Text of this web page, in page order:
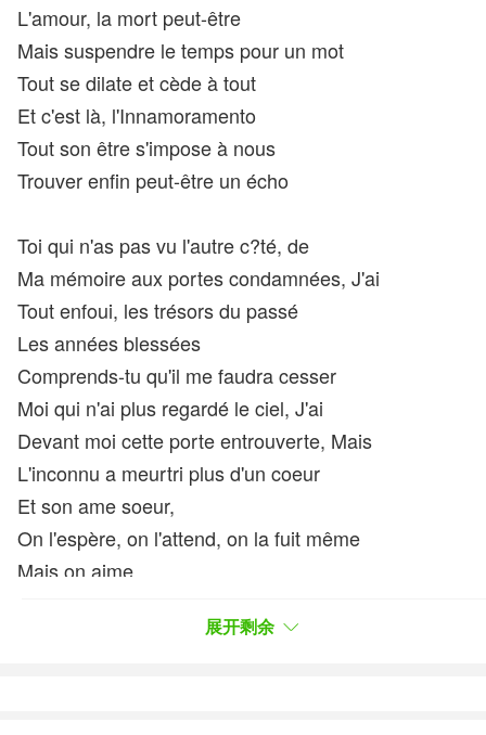
L'amour, la mort peut-être
Mais suspendre le temps pour un mot
Tout se dilate et cède à tout
Et c'est là, l'Innamoramento
Tout son être s'impose à nous
Trouver enfin peut-être un écho
Toi qui n'as pas vu l'autre c?té, de
Ma mémoire aux portes condamnées, J'ai
Tout enfoui, les trésors du passé
Les années blessées
Comprends-tu qu'il me faudra cesser
Moi qui n'ai plus regardé le ciel, J'ai
Devant moi cette porte entrouverte, Mais
L'inconnu a meurtri plus d'un coeur
Et son ame soeur,
On l'espère, on l'attend, on la fuit même
Mais on aime
J'n'ai pas choisi de l'être展开剩余